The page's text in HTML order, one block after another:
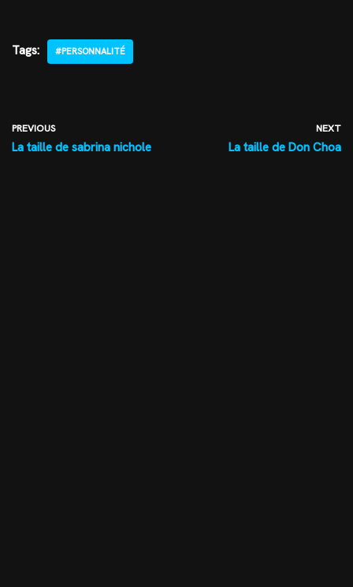
Tags: #PERSONNALITÉ
PREVIOUS
La taille de sabrina nichole
NEXT
La taille de Don Choa